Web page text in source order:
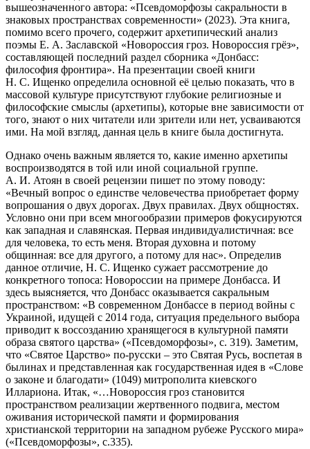
вышеозначенного автора: «Псевдоморфозы сакральности в
знаковых пространствах современности» (2023). Эта книга,
помимо всего прочего, содержит архетипический анализ
поэмы Е. А. Заславской «Новороссия гроз. Новороссия грёз»,
составляющей последний раздел сборника «Донбасс:
философия фронтира». На презентации своей книги
Н. С. Ищенко определила основной её целью показать, что в
массовой культуре присутствуют глубокие религиозные и
философские смыслы (архетипы), которые вне зависимости от
того, знают о них читатели или зрители или нет, усваиваются
ими. На мой взгляд, данная цель в книге была достигнута.
Однако очень важным является то, какие именно архетипы
воспроизводятся в той или иной социальной группе.
А. И. Атоян в своей рецензии пишет по этому поводу:
«Вечный вопрос о единстве человечества приобретает форму
вопрошания о двух дорогах. Двух правилах. Двух общностях.
Условно они при всем многообразии примеров фокусируются
как западная и славянская. Первая индивидуалистичная: все
для человека, то есть меня. Вторая духовна и потому
общинная: все для другого, а потому для нас». Определив
данное отличие, Н. С. Ищенко сужает рассмотрение до
конкретного топоса: Новороссии на примере Донбасса. И
здесь выясняется, что Донбасс оказывается сакральным
пространством: «В современном Донбассе в период войны с
Украиной, идущей с 2014 года, ситуация предельного выбора
приводит к воссозданию хранящегося в культурной памяти
образа святого царства» («Псевдоморфозы», с. 319). Заметим,
что «Святое Царство» по-русски – это Святая Русь, воспетая в
былинах и представленная как государственная идея в «Слове
о законе и благодати» (1049) митрополита киевского
Иллариона. Итак, «…Новороссия гроз становится
пространством реализации жертвенного подвига, местом
оживания исторической памяти и формирования
христианской территории на западном рубеже Русского мира»
(«Псевдоморфозы», с.335).